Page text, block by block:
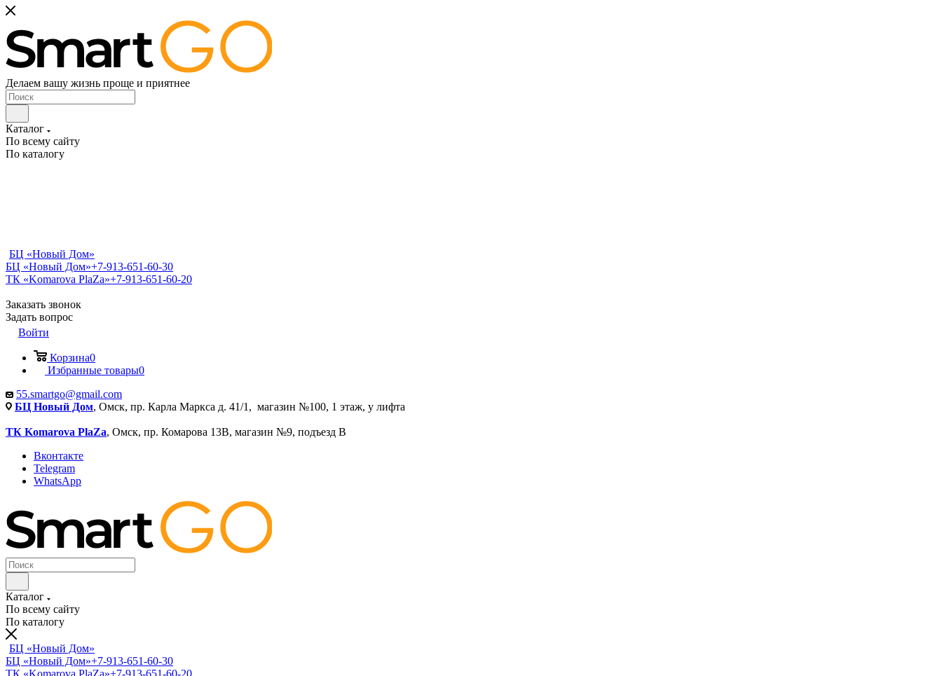
Делаем вашу жизнь проще и приятнее
Каталог
По всему сайту
По каталогу
БЦ «Новый Дом»
БЦ «Новый Дом»+7-913-651-60-30
ТК «Komarova PlaZa»+7-913-651-60-20
Заказать звонок
Задать вопрос
Войти
Корзина0
Избранные товары0
55.smartgo@gmail.com
БЦ Новый Дом, Омск, пр. Карла Маркса д. 41/1, магазин №100, 1 этаж, у лифта
ТК Komarova PlaZa, Омск, пр. Комарова 13В, магазин №9, подъезд В
Вконтакте
Telegram
WhatsApp
Каталог
По всему сайту
По каталогу
БЦ «Новый Дом»
БЦ «Новый Дом»+7-913-651-60-30
ТК «Komarova PlaZa»+7-913-651-60-20